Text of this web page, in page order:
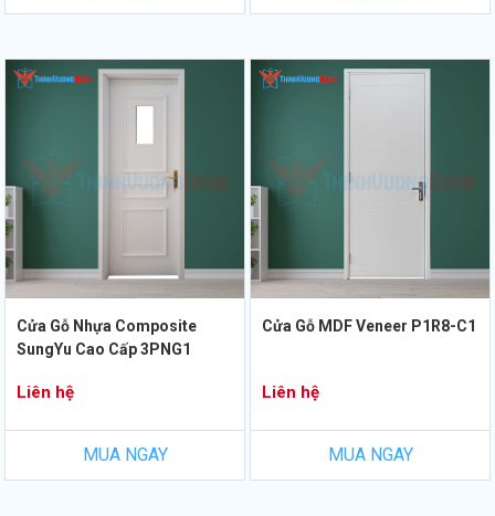
Cửa Gỗ Nhựa Composite
SungYu Cao Cấp 3PNG1
Liên hệ
MUA NGAY
Cửa Gỗ MDF Veneer P1R8-C1
Liên hệ
MUA NGAY